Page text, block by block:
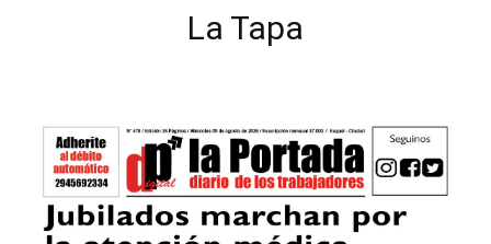
La Tapa